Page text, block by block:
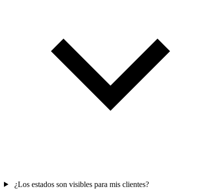
¿Los estados son visibles para mis clientes?